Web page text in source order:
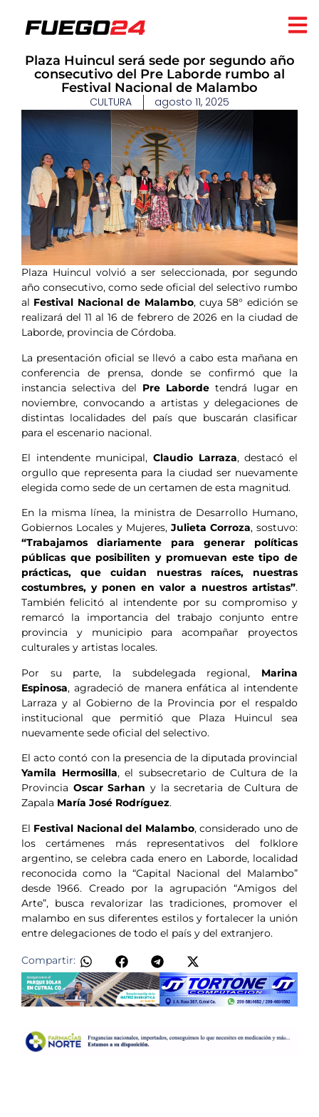
Plaza Huincul será sede por segundo año
consecutivo del Pre Laborde rumbo al
Festival Nacional de Malambo
CULTURA agosto 11, 2025
Plaza Huincul volvió a ser seleccionada, por segundo
año consecutivo, como sede oficial del selectivo rumbo
al Festival Nacional de Malambo, cuya 58° edición se
realizará del 11 al 16 de febrero de 2026 en la ciudad de
Laborde, provincia de Córdoba.
La presentación oficial se llevó a cabo esta mañana en
conferencia de prensa, donde se confirmó que la
instancia selectiva del Pre Laborde tendrá lugar en
noviembre, convocando a artistas y delegaciones de
distintas localidades del país que buscarán clasificar
para el escenario nacional.
El intendente municipal, Claudio Larraza, destacó el
orgullo que representa para la ciudad ser nuevamente
elegida como sede de un certamen de esta magnitud.
En la misma línea, la ministra de Desarrollo Humano,
Gobiernos Locales y Mujeres, Julieta Corroza, sostuvo:
“Trabajamos diariamente para generar políticas
públicas que posibiliten y promuevan este tipo de
prácticas, que cuidan nuestras raíces, nuestras
costumbres, y ponen en valor a nuestros artistas”.
También felicitó al intendente por su compromiso y
remarcó la importancia del trabajo conjunto entre
provincia y municipio para acompañar proyectos
culturales y artistas locales.
Por su parte, la subdelegada regional, Marina
Espinosa, agradeció de manera enfática al intendente
Larraza y al Gobierno de la Provincia por el respaldo
institucional que permitió que Plaza Huincul sea
nuevamente sede oficial del selectivo.
El acto contó con la presencia de la diputada provincial
Yamila Hermosilla, el subsecretario de Cultura de la
Provincia Oscar Sarhan y la secretaria de Cultura de
Zapala María José Rodríguez.
El Festival Nacional del Malambo, considerado uno de
los certámenes más representativos del folklore
argentino, se celebra cada enero en Laborde, localidad
reconocida como la “Capital Nacional del Malambo”
desde 1966. Creado por la agrupación “Amigos del
Arte”, busca revalorizar las tradiciones, promover el
malambo en sus diferentes estilos y fortalecer la unión
entre delegaciones de todo el país y del extranjero.
Compartir: